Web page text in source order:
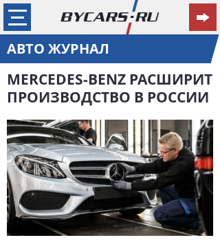
АВТО ЖУРНАЛ
MERCEDES-BENZ РАСШИРИТ
ПРОИЗВОДСТВО В РОССИИ